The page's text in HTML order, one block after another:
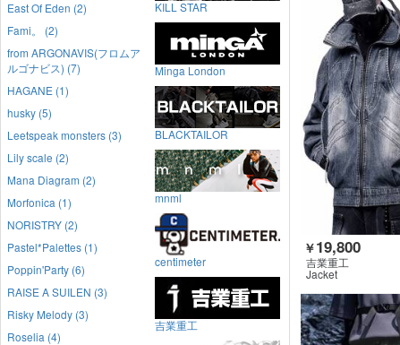
￥19,800
吉業重工
Jacket
East Of Eden (2)
Fami。 (2)
from ARGONAVIS(フロムア
ルゴナビス) (7)
HAGANE (1)
husky (5)
Leetspeak monsters (3)
Lily scale (2)
Mana Diagram (2)
Morfonica (1)
NORISTRY (2)
Pastel*Palettes (1)
Poppin'Party (6)
RAISE A SUILEN (3)
Risky Melody (3)
Roselia (4)
KILL STAR
Minga London
BLACKTAILOR
mnml
centimeter
吉業重工